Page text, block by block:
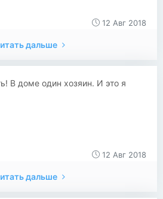
12 Авг 2018
дальше
В доме один хозяин. И это я
12 Авг 2018
дальше